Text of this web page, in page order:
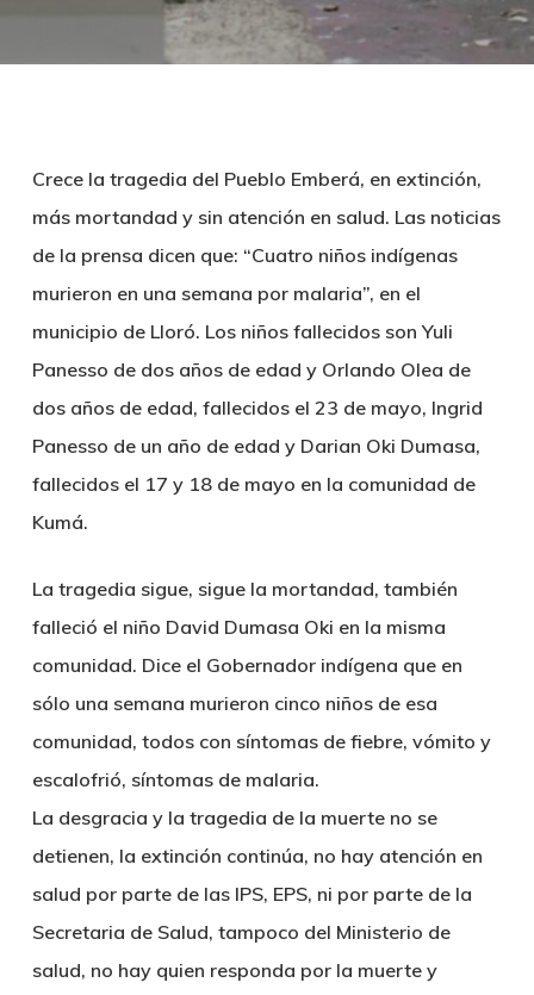
Crece la tragedia del Pueblo Emberá, en extinción,
más mortandad y sin atención en salud. Las noticias
de la prensa dicen que: “Cuatro niños indígenas
murieron en una semana por malaria”, en el
municipio de Lloró. Los niños fallecidos son Yuli
Panesso de dos años de edad y Orlando Olea de
dos años de edad, fallecidos el 23 de mayo, Ingrid
Panesso de un año de edad y Darian Oki Dumasa,
fallecidos el 17 y 18 de mayo en la comunidad de
Kumá.
La tragedia sigue, sigue la mortandad, también
falleció el niño David Dumasa Oki en la misma
comunidad. Dice el Gobernador indígena que en
sólo una semana murieron cinco niños de esa
comunidad, todos con síntomas de fiebre, vómito y
escalofrió, síntomas de malaria.
La desgracia y la tragedia de la muerte no se
detienen, la extinción continúa, no hay atención en
salud por parte de las IPS, EPS, ni por parte de la
Secretaria de Salud, tampoco del Ministerio de
salud, no hay quien responda por la muerte y